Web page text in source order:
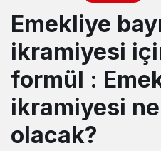
Emekliye
ikramiyesi
formül :
ikramiyesi
olacak?